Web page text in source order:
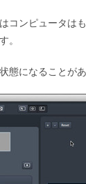
コンピュータは
。
態になることがあ